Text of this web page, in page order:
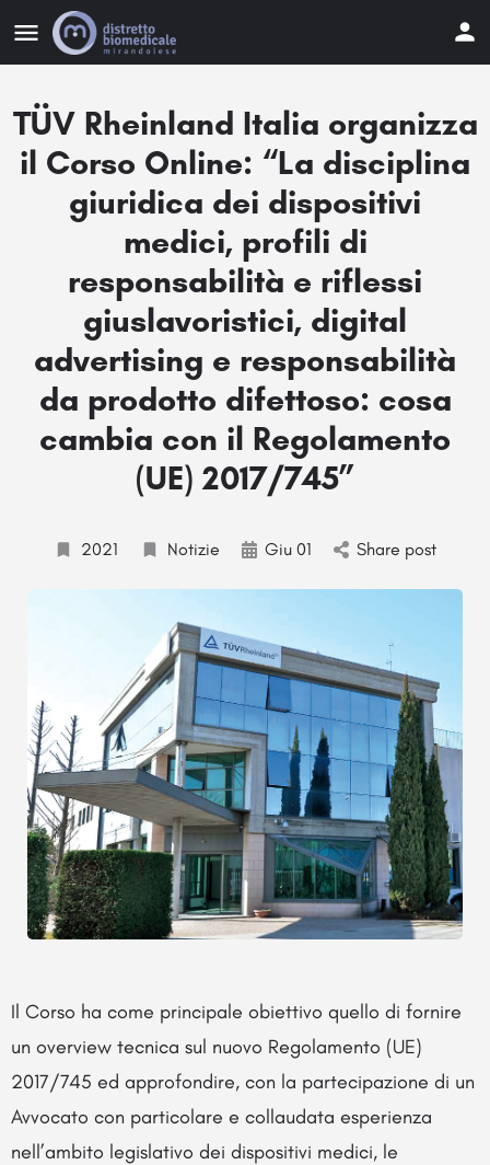
TÜV Rheinland Italia organizza
il Corso Online: “La disciplina
giuridica dei dispositivi
medici, profili di
responsabilità e riflessi
giuslavoristici, digital
advertising e responsabilità
da prodotto difettoso: cosa
cambia con il Regolamento
(UE) 2017/745”
2021 Notizie Giu 01 Share post
Il Corso ha come principale obiettivo quello di fornire
un overview tecnica sul nuovo Regolamento (UE)
2017/745 ed approfondire, con la partecipazione di un
Avvocato con particolare e collaudata esperienza
nell’ambito legislativo dei dispositivi medici, le